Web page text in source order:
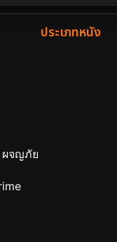
ประเภทหนัง
ผจญภัย